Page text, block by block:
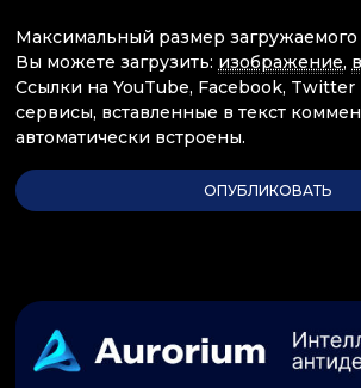
Максимальный размер
Вы можете загрузить: изображение,
Ссылки на YouTube, Facebook, Twitter
сервисы, вставленные в текст
автоматически встроены.